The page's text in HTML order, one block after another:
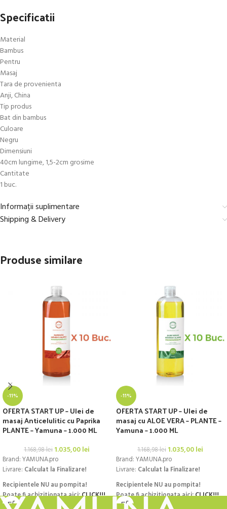
Specificatii
Material
Bambus
Pentru
Masaj
Tara de provenienta
Anji, China
Tip produs
Bat din bambus
Culoare
Negru
Dimensiuni
40cm lungime, 1,5-2cm grosime
Cantitate
1 buc.
Informații suplimentare
Shipping & Delivery
Produse similare
-11%
OFERTA START UP – Ulei de
masaj Anticelulitic cu Paprika
PLANTE – Yamuna – 1.000 ML
1.168,98lei 1.035,00lei
Brand: YAMUNA.pro
Livrare: Calculat la Finalizare!
Recipientele NU au pompita!
Poate fi achizitionata aici:CLICK!!!
-11%
OFERTA START UP – Ulei de
masaj cu ALOE VERA – PLANTE –
Yamuna – 1.000 ML
1.168,98lei 1.035,00lei
Brand: YAMUNA.pro
Livrare: Calculat la Finalizare!
Recipientele NU au pompita!
Poate fi achizitionata aici:CLICK!!!